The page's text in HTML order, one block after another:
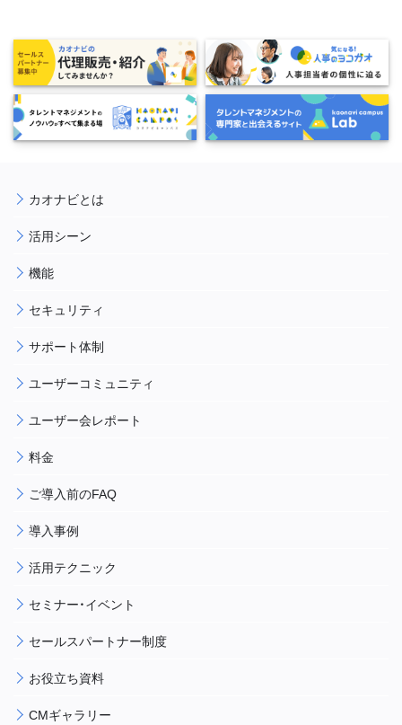
カオナビとは
活用シーン
機能
セキュリティ
サポート体制
ユーザーコミュニティ
ユーザー会レポート
料金
ご導入前のFAQ
導入事例
活用テクニック
セミナー・イベント
セールスパートナー制度
お役立ち資料
CMギャラリー